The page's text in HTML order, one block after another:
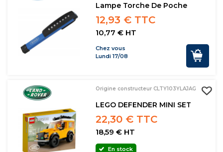
Lampe Torche De Poche
12,93 € TTC
10,77 € HT
Chez vous
Lundi 17/08
Origine constructeur CLTY103YLAJAG
LEGO DEFENDER MINI SET
22,30 € TTC
18,59 € HT
En stock